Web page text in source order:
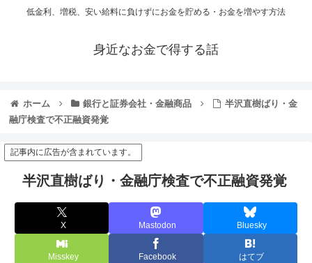
低金利、増税、安い給料に負けずにお金を貯める・お金を増やす方法
身近なお金で得する話
ホーム 銀行と証券会社・金融商品
半沢直樹ばり・金
融庁検査で不正融資発覚
記事内に広告が含まれています。
半沢直樹ばり・金融庁検査で不正融資発覚
X Mastodon Bluesky
Misskey Facebook はてブ